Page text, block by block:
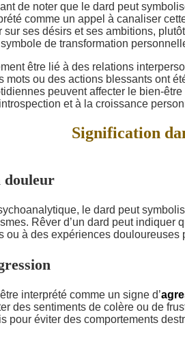
de noter que le dard peut
comme un appel à canaliser
sur ses désirs et ses ambitions,
de transformation
être lié à des relations
mots ou des actions blessants ont
peuvent affecter le bien-
et à la croissance
Signification
douleur
le dard peut
Rêver d’un dard peut indiquer
ou à des expériences douloureuses
interprété comme un signe d’
des sentiments de colère ou de
pour éviter des comportements